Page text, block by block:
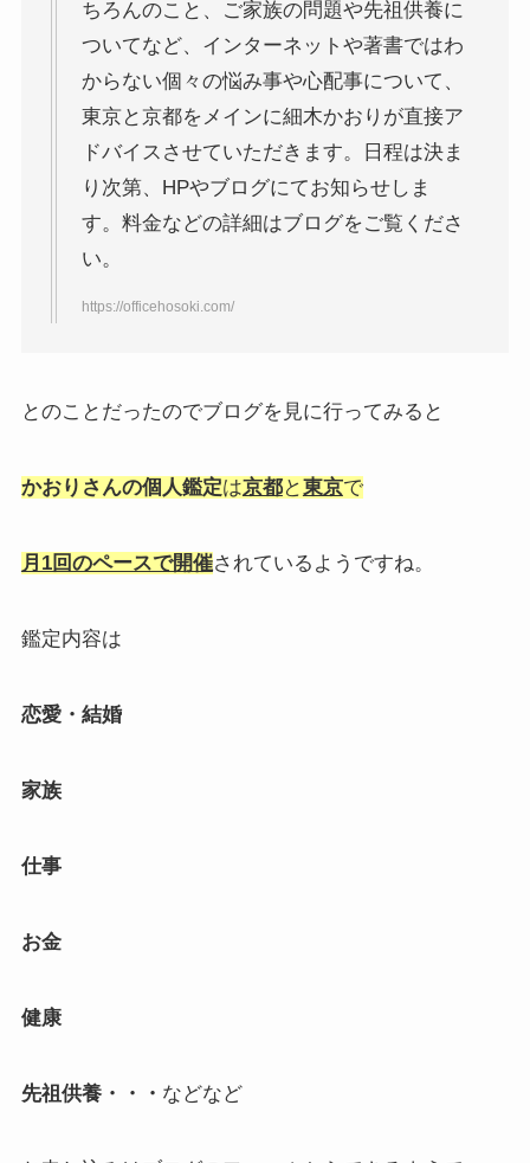
ちろんのこと、ご家族の問題や先祖供養に
ついてなど、インターネットや著書ではわ
からない個々の悩み事や心配事について、
東京と京都をメインに細木かおりが直接ア
ドバイスさせていただきます。日程は決ま
り次第、HPやブログにてお知らせしま
す。料金などの詳細はブログをご覧くださ
い。
https://officehosoki.com/
とのことだったのでブログを見に行ってみると
かおりさんの個人鑑定は京都と東京で
月1回のペースで開催されているようですね。
鑑定内容は
恋愛・結婚
家族
仕事
お金
健康
先祖供養・・・ などなど